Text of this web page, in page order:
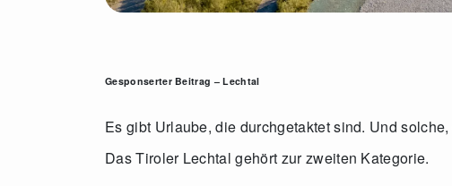
Gesponserter Beitrag – Lechtal
Es gibt Urlaube, die durchgetaktet sind. Und
Das Tiroler Lechtal gehört zur zweiten Kategorie.